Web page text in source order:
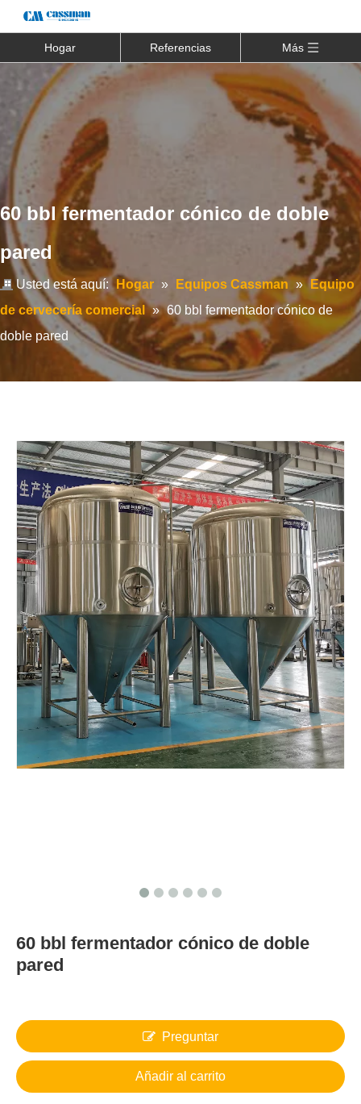
Hogar Referencias Más
60 bbl fermentador cónico de doble
pared
Usted está aquí: Hogar » Equipos Cassman » Equipo
de cervecería comercial
» 60 bbl fermentador cónico de
doble pared
60 bbl fermentador cónico de doble
pared
Preguntar
Añadir al carrito